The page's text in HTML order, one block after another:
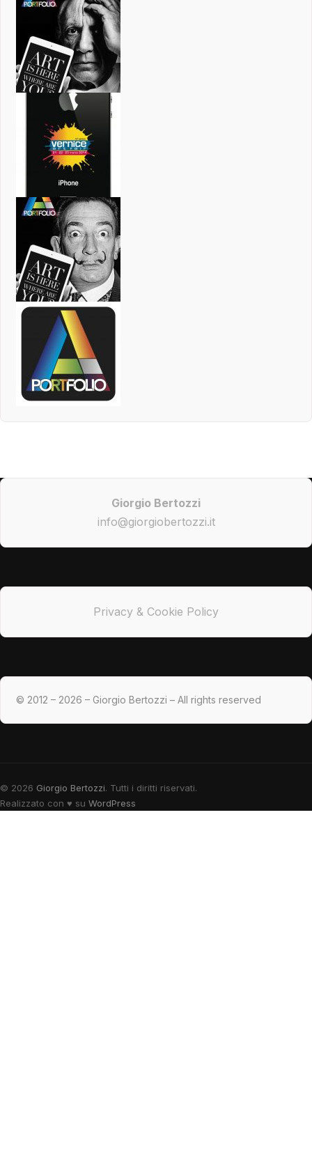
Giorgio Bertozzi
info@giorgiobertozzi.it
Privacy & Cookie Policy
© 2012 – 2026 – Giorgio Bertozzi – All rights reserved
© 2026 Giorgio Bertozzi. Tutti i diritti riservati.
Realizzato con ♥ su WordPress